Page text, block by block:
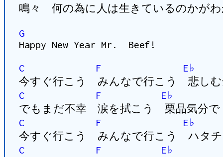
鳴々 何の為に人は生きているのかが
G
Happy New Year Mr. Beef!
C F
E♭
今すぐ行こう みんなで行こう 悲し
C
F E♭
でもまだ不幸 涙を拭こう 栗品気分
C
F
E♭
今すぐ行こう みんなで行こう ハタチ
C
F E♭